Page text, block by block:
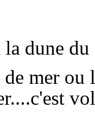
dune
mer ou